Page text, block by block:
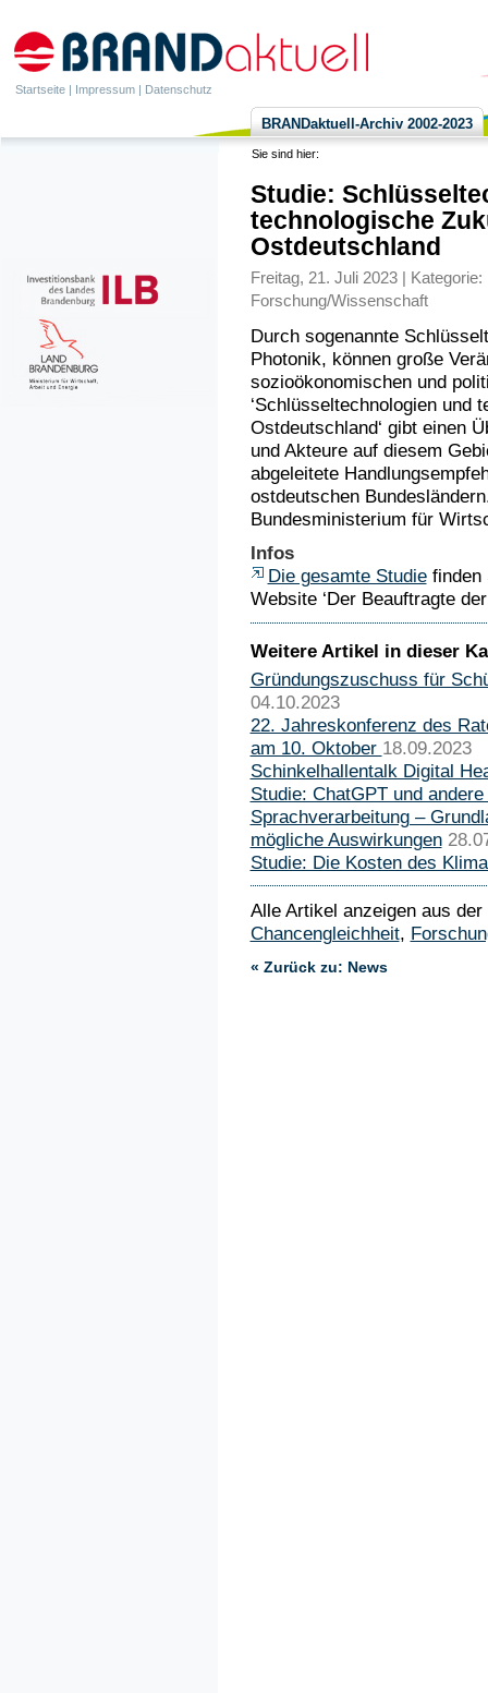
Startseite | Impressum | Datenschutz
BRANDaktuell-Archiv 2002-2023
Sie sind hier:
Studie:
technologische
Ostdeutschland
Freitag, 21. Juli 2023 | Kategorie:
Forschung/Wissenschaft
Durch sogenannte
Photonik, können große
sozioökonomischen und
‘Schlüsseltechnologien und
Ostdeutschland‘ gibt einen
und Akteure auf diesem
abgeleitete
ostdeutschen
Bundesministerium für
Infos
Die gesamte Studiefinden
Website ‘Der Beauftragte
Weitere Artikel in dieser
Gründungszuschuss für
04.10.2023
22. Jahreskonferenz des
am 10. Oktober 18.09.2023
Schinkelhallentalk Digital
Studie: ChatGPT und
Sprachverarbeitung –
mögliche Auswirkungen
Studie: Die Kosten des
Alle Artikel anzeigen aus
Chancengleichheit,
« Zurück zu: News